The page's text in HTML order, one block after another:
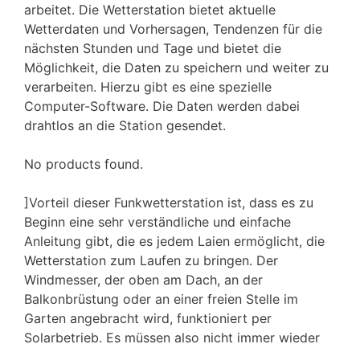
arbeitet. Die Wetterstation bietet aktuelle
Wetterdaten und Vorhersagen, Tendenzen für die
nächsten Stunden und Tage und bietet die
Möglichkeit, die Daten zu speichern und weiter zu
verarbeiten. Hierzu gibt es eine spezielle
Computer-Software. Die Daten werden dabei
drahtlos an die Station gesendet.
No products found.
]Vorteil dieser Funkwetterstation ist, dass es zu
Beginn eine sehr verständliche und einfache
Anleitung gibt, die es jedem Laien ermöglicht, die
Wetterstation zum Laufen zu bringen. Der
Windmesser, der oben am Dach, an der
Balkonbrüstung oder an einer freien Stelle im
Garten angebracht wird, funktioniert per
Solarbetrieb. Es müssen also nicht immer wieder